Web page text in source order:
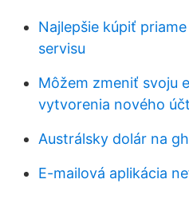
Najlepšie kúpiť
servisu
Môžem zmeniť svoju
vytvorenia nového
Austrálsky dolár na
E-mailová aplikácia